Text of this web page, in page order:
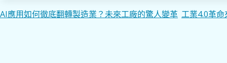
文
AI應用如何徹底翻轉製造業？未來工廠的驚人變革 工業4.0革